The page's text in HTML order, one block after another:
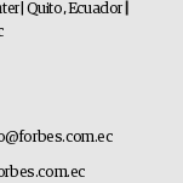
| Quito, Ecuador